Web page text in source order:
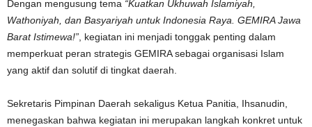
Dengan mengusung tema “Kuatkan Ukhuwah Islamiyah,
Wathoniyah, dan Basyariyah untuk Indonesia Raya. GEMIRA Jawa
Barat Istimewa!”, kegiatan ini menjadi tonggak penting dalam
memperkuat peran strategis GEMIRA sebagai organisasi Islam
yang aktif dan solutif di tingkat daerah.
Sekretaris Pimpinan Daerah sekaligus Ketua Panitia, Ihsanudin,
menegaskan bahwa kegiatan ini merupakan langkah konkret untuk